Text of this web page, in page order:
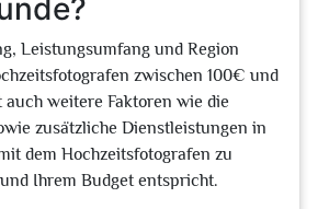
Leistungsumfang und Region
zwischen 100€ und
weitere Faktoren wie die
zusätzliche Dienstleistungen in
dem Hochzeitsfotografen zu
Ihrem Budget entspricht.